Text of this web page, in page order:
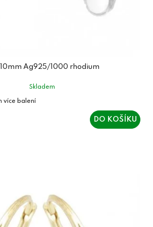
Ag925/1000 rhodium
Skladem
DO KOŠÍKU